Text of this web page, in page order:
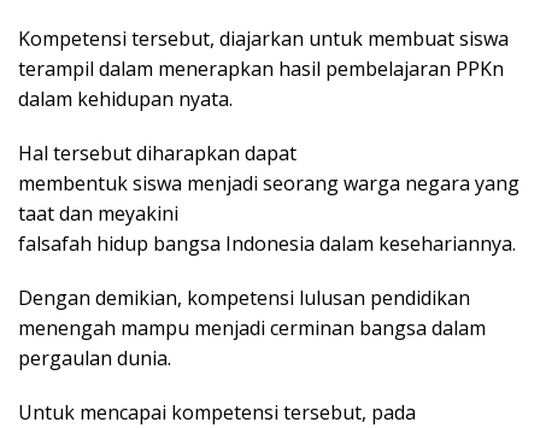
Kompetensi tersebut, diajarkan untuk membuat siswa
terampil dalam menerapkan hasil pembelajaran PPKn
dalam kehidupan nyata.
Hal tersebut diharapkan dapat
membentuk siswa menjadi seorang warga negara yang
taat dan meyakini
falsafah hidup bangsa Indonesia dalam kesehariannya.
Dengan demikian, kompetensi lulusan pendidikan
menengah mampu menjadi cerminan bangsa dalam
pergaulan dunia.
Untuk mencapai kompetensi tersebut, pada